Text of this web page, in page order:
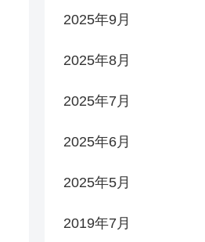
2025年9月
2025年8月
2025年7月
2025年6月
2025年5月
2019年7月